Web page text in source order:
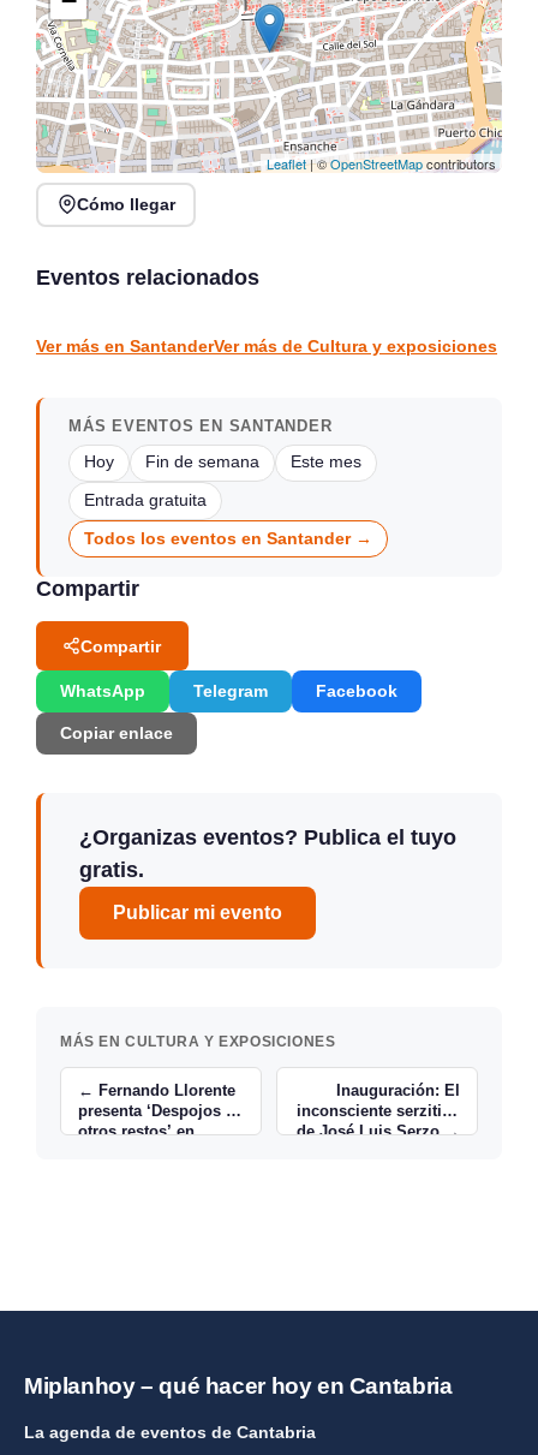
Leaflet| ©OpenStreetMapcontributors
Cómo llegar
Eventos relacionados
Veranos en Jado en
Santander
Ver más en SantanderVer más de Cultura y exposiciones
MÁS EVENTOS EN SANTANDER
Hoy Fin de semana Este mes
Entrada gratuita
Todos los eventos en Santander →
Compartir
Compartir
WhatsApp Telegram Facebook
Copiar enlace
¿Organizas eventos? Publica el tuyo
gratis.
Publicar mi evento
MÁS EN CULTURA Y EXPOSICIONES
← Fernando Llorente
presenta ‘Despojos y
otros restos’ en
Inauguración: El
inconsciente serzitivo
de José Luis Serzo →
Miplanhoy – qué hacer hoy en Cantabria
La agenda de eventos de Cantabria